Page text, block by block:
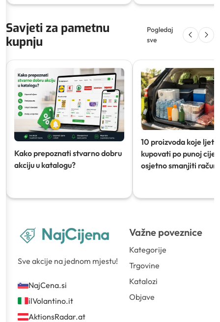
Savjeti za pametnu
kupnju
Pogledaj
sve
Kako prepoznati stvarno dobru
akciju u katalogu?
10 proizvoda koje ljeti
kupovati po punoj
osjetno smanjiti račun)
Sve akcije na jednom mjestu!
NajCena.si
ilVolantino.it
AktionsRadar.at
Važne poveznice
Kategorije
Trgovine
Katalozi
Objave